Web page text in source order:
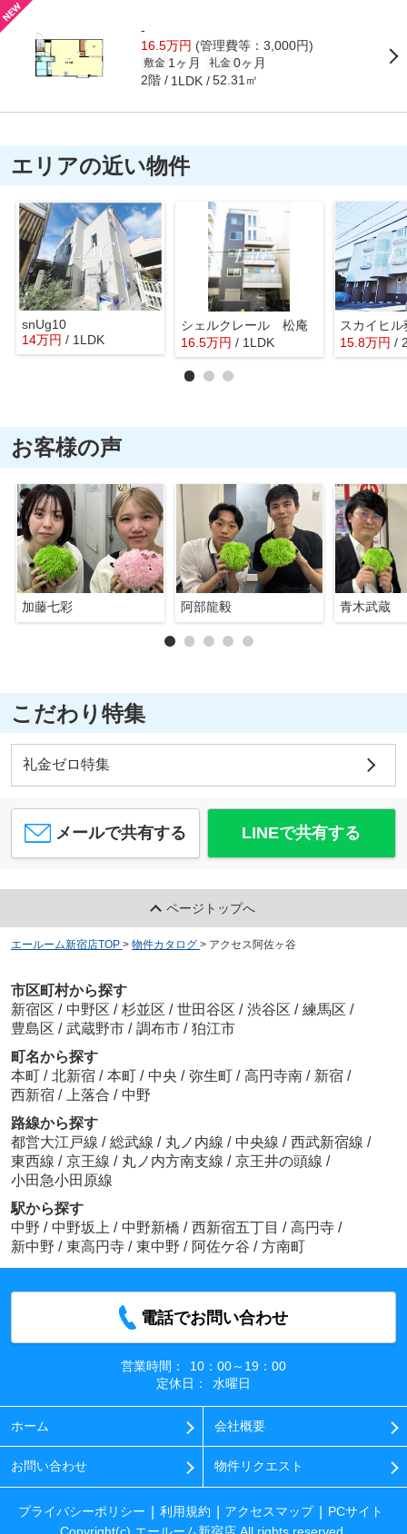
-
16.5万円 (管理費等：3,000円)
敷金 1ヶ月 礼金 0ヶ月
2階 1LDK 52.31㎡
エリアの近い物件
snUg10
14万円 / 1LDK
シェルクレール 松庵
16.5万円 / 1LDK
スカイヒル
15.8万円 /
お客様の声
加藤七彩 阿部龍毅 青木武蔵
こだわり特集
礼金ゼロ特集
メールで共有する LINEで共有する
ページトップへ
エールーム新宿店TOP > 物件カタログ > アクセス阿佐ヶ谷
市区町村から探す
新宿区 / 中野区 / 杉並区 / 世田谷区 / 渋谷区 / 練馬区 /
豊島区 / 武蔵野市 / 調布市 / 狛江市
町名から探す
本町 / 北新宿 / 本町 / 中央 / 弥生町 / 高円寺南 / 新宿 /
西新宿 / 上落合 / 中野
路線から探す
都営大江戸線 / 総武線 / 丸ノ内線 / 中央線 / 西武新宿線 /
東西線 / 京王線 / 丸ノ内方南支線 / 京王井の頭線 /
小田急小田原線
駅から探す
中野 / 中野坂上 / 中野新橋 / 西新宿五丁目 / 高円寺 /
新中野 / 東高円寺 / 東中野 / 阿佐ケ谷 / 方南町
電話でお問い合わせ
営業時間：
10：00～19：00
定休日：
水曜日
ホーム 会社概要
お問い合わせ 物件リクエスト
プライバシーポリシー 利用規約 アクセスマップ
PCサイト